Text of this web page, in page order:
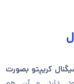
کریپتو بصورت